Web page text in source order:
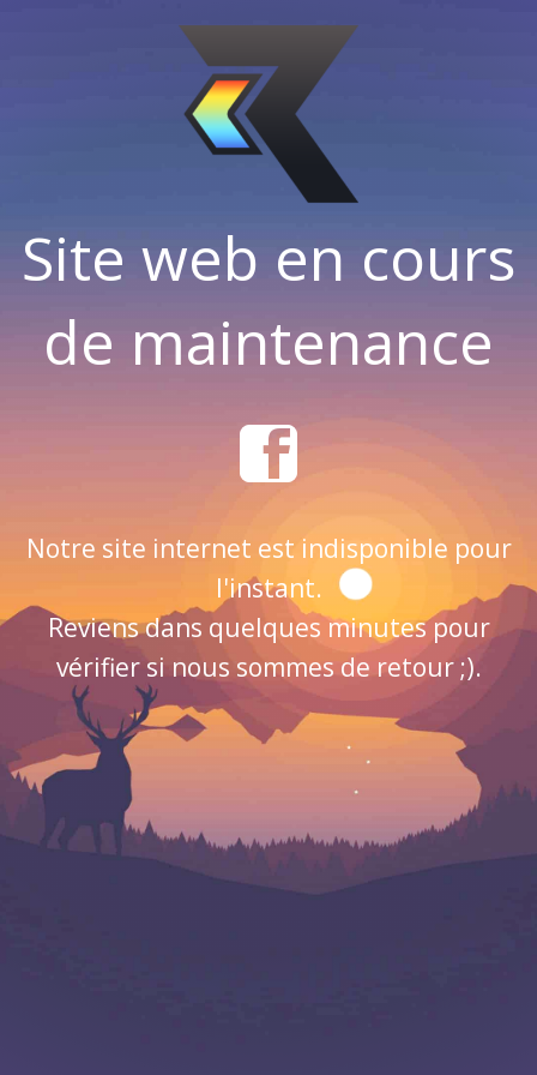
Site web en cours
de maintenance
Notre site internet est indisponible pour
l'instant.
Reviens dans quelques minutes pour
vérifier si nous sommes de retour ;).